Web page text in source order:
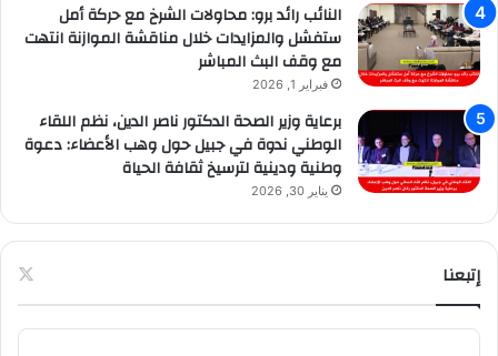
النائب رائد برو: محاولات الشرخ مع حركة أمل
ستفشل والمزايدات خلال مناقشة الموازنة انتهت
مع وقف البث المباشر
فبراير 1, 2026
برعاية وزير الصحة الدكتور ناصر الدين، نظم اللقاء
الوطني ندوة في جبيل حول وهب الأعضاء: دعوة
وطنية ودينية لترسيخ ثقافة الحياة
يناير 30, 2026
إتبعنا